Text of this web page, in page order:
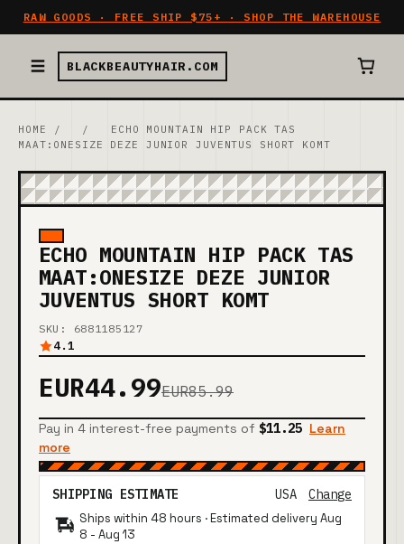
RAW GOODS · FREE SHIP $75+ · SHOP THE WAREHOUSE
BLACKBEAUTYHAIR.COM
HOME / /
ECHO MOUNTAIN HIP PACK TAS
MAAT:ONESIZE DEZE JUNIOR JUVENTUS SHORT KOMT
ECHO MOUNTAIN HIP PACK TAS
MAAT:ONESIZE DEZE JUNIOR
JUVENTUS SHORT KOMT
SKU: 6881185127
4.1
EUR44.99EUR85.99
Pay in 4 interest-free payments of $11.25 Learn
more
SHIPPING ESTIMATE USA Change
Ships within 48 hours · Estimated delivery Aug
8 - Aug 13